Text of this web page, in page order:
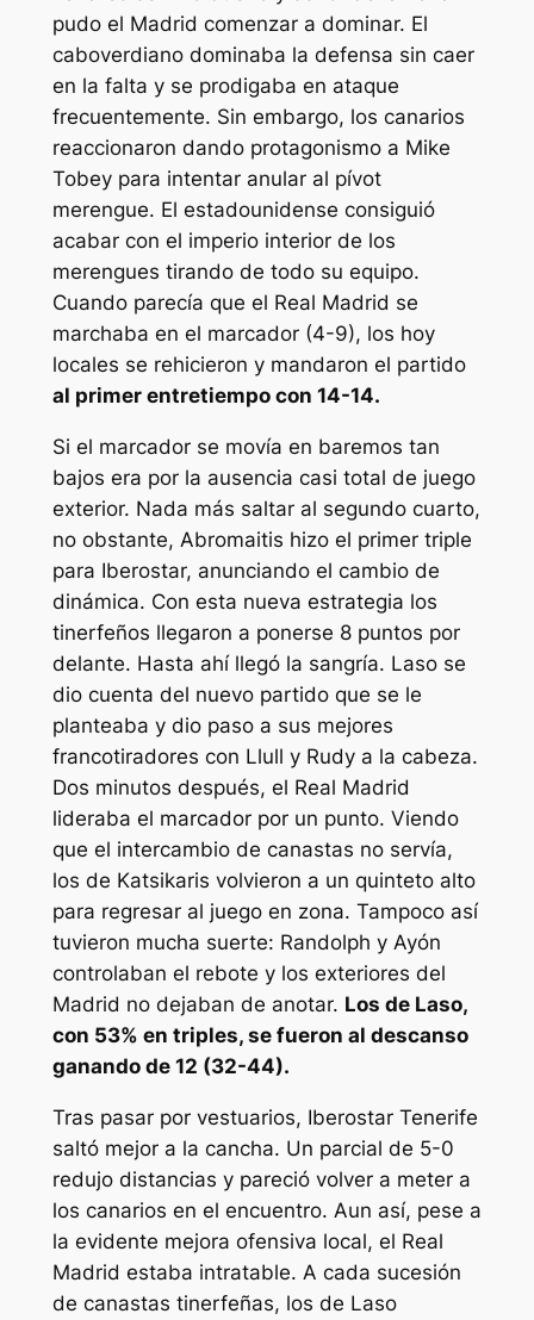
pudo el Madrid comenzar a dominar. El
caboverdiano dominaba la defensa sin caer
en la falta y se prodigaba en ataque
frecuentemente. Sin embargo, los canarios
reaccionaron dando protagonismo a Mike
Tobey para intentar anular al pívot
merengue. El estadounidense consiguió
acabar con el imperio interior de los
merengues tirando de todo su equipo.
Cuando parecía que el Real Madrid se
marchaba en el marcador (4-9), los hoy
locales se rehicieron y mandaron el partido
al primer entretiempo con 14-14.
Si el marcador se movía en baremos tan
bajos era por la ausencia casi total de juego
exterior. Nada más saltar al segundo cuarto,
no obstante, Abromaitis hizo el primer triple
para Iberostar, anunciando el cambio de
dinámica. Con esta nueva estrategia los
tinerfeños llegaron a ponerse 8 puntos por
delante. Hasta ahí llegó la sangría. Laso se
dio cuenta del nuevo partido que se le
planteaba y dio paso a sus mejores
francotiradores con Llull y Rudy a la cabeza.
Dos minutos después, el Real Madrid
lideraba el marcador por un punto. Viendo
que el intercambio de canastas no servía,
los de Katsikaris volvieron a un quinteto alto
para regresar al juego en zona. Tampoco así
tuvieron mucha suerte: Randolph y Ayón
controlaban el rebote y los exteriores del
Madrid no dejaban de anotar. Los de Laso,
con 53% en triples, se fueron al descanso
ganando de 12 (32-44).
Tras pasar por vestuarios, Iberostar Tenerife
saltó mejor a la cancha. Un parcial de 5-0
redujo distancias y pareció volver a meter a
los canarios en el encuentro. Aun así, pese a
la evidente mejora ofensiva local, el Real
Madrid estaba intratable. A cada sucesión
de canastas tinerfeñas, los de Laso